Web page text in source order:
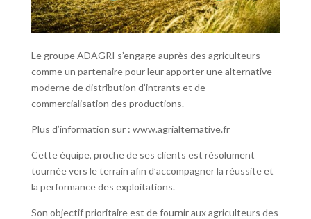
Le groupe ADAGRI s’engage auprès des agriculteurs
comme un partenaire pour leur apporter une alternative
moderne de distribution d’intrants et de
commercialisation des productions.
Plus d’information sur : www.agrialternative.fr
Cette équipe, proche de ses clients est résolument
tournée vers le terrain afin d’accompagner la réussite et
la performance des exploitations.
Son objectif prioritaire est de fournir aux agriculteurs des